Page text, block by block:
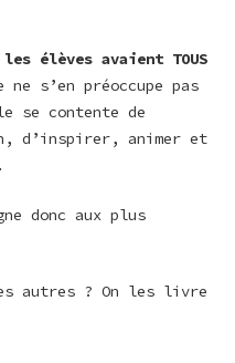
les élèves avaient TOUS
s’en préoccupe pas
se contente de
d’inspirer, animer et
donc aux plus
autres ? On les livre